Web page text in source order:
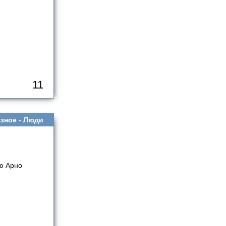
11
- Люди
Арно